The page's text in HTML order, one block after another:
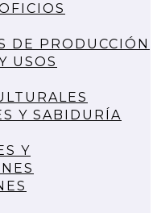
DE PRODUCCIÓN
USOS
Y SABIDURÍA
Y